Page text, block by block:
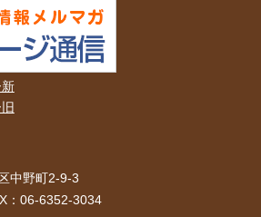
中野町2-9-3
：06-6352-3034